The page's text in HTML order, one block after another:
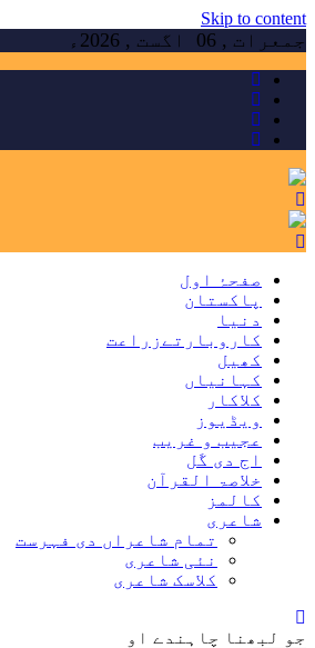
Skip to content
جمعرات , 06 اگست , 2026ء
صفحۂ اول
پاکستان
دنیا
کاروبارتےزراعت
کھیل
کہانیاں
کلاکار
ویڈیوز
عجیب و غریب
اج دی گَل
خلاصۃ القرآن
کالمز
شاعری
تمام شاعراں دی فہرست
نئی شاعری
کلاسک شاعری
جو لبھنا چاہندے او